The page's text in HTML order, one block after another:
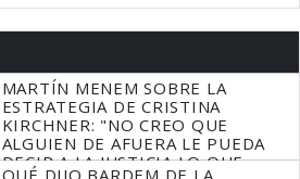
MARTÍN MENEM SOBRE LA
ESTRATEGIA DE CRISTINA
KIRCHNER: "NO CREO QUE
ALGUIEN DE AFUERA LE PUEDA
DECIR A LA JUSTICIA LO QUE
QUÉ DIJO BARDEM DE LA